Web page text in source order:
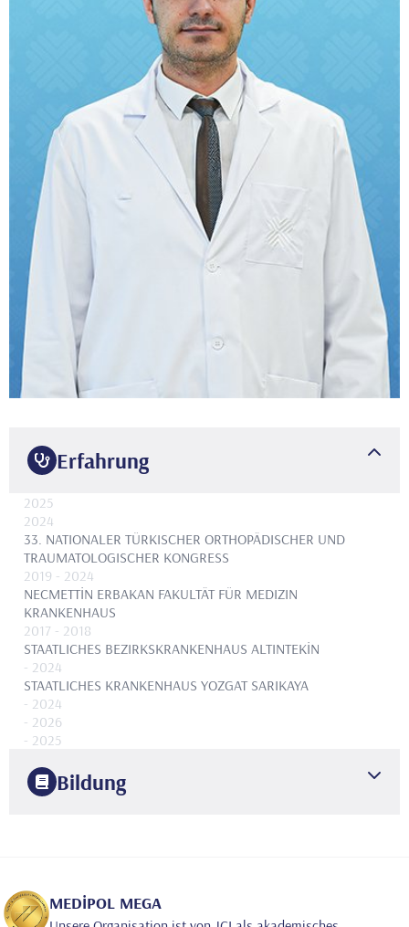
Erfahrung
2025
2024
33. NATIONALER TÜRKISCHER ORTHOPÄDISCHER UND
TRAUMATOLOGISCHER KONGRESS
2019 - 2024
NECMETTİN ERBAKAN FAKULTÄT FÜR MEDIZIN
KRANKENHAUS
2017 - 2018
STAATLICHES BEZIRKSKRANKENHAUS ALTINTEKİN
- 2024
STAATLICHES KRANKENHAUS YOZGAT SARIKAYA
- 2024
- 2026
- 2025
Bildung
FAKULTÄTMEDİPOL MEGA